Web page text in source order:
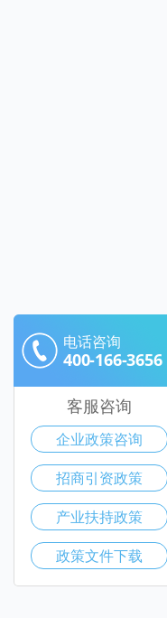
电话咨询
400-166-3656
客服咨询
企业政策咨询
招商引资政策
产业扶持政策
政策文件下载